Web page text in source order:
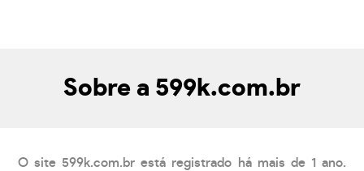
Sobre a 599k.com.br
O site 599k.com.br está registrado há mais de 1 ano.